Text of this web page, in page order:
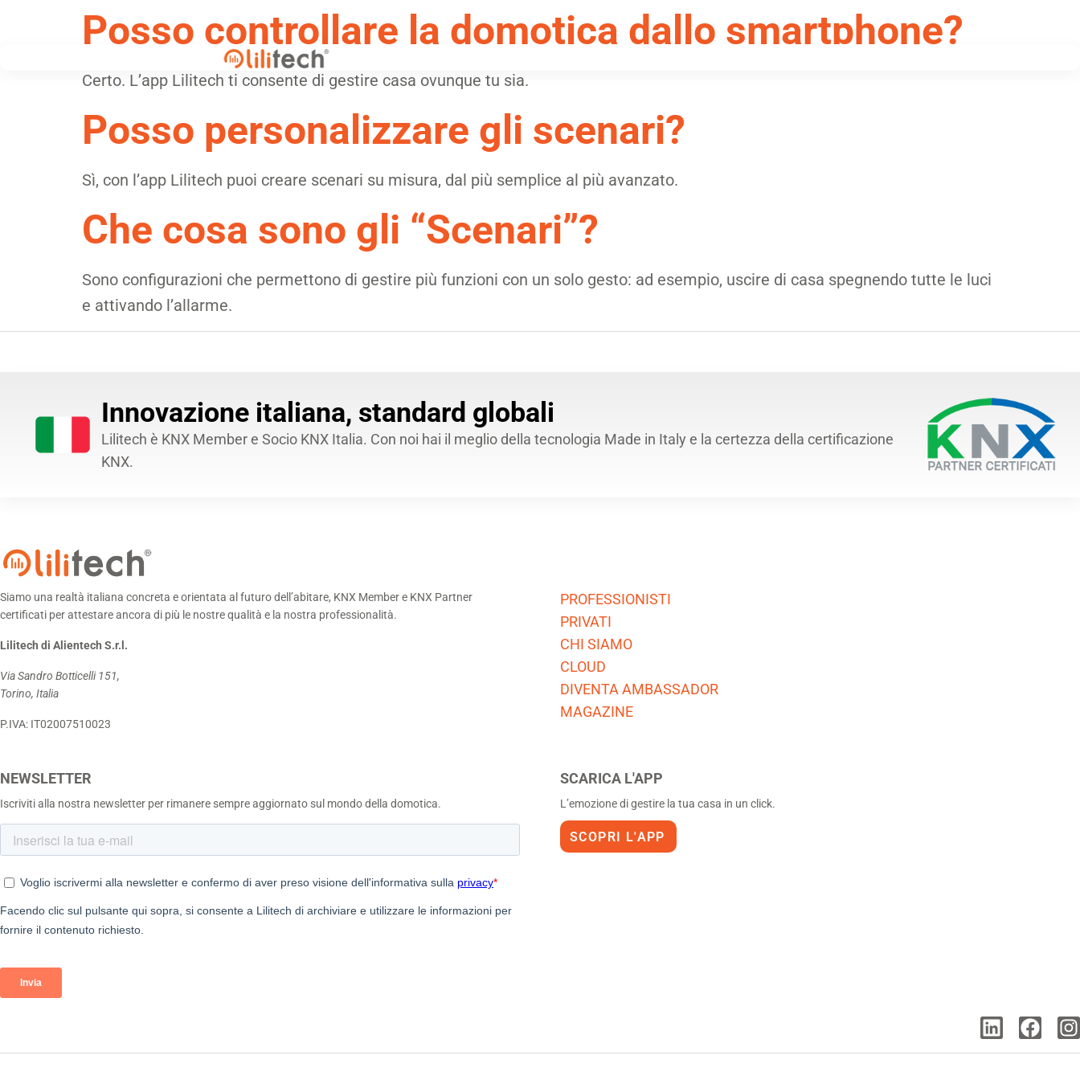
Posso controllare la domotica dallo smartphone?
Certo. L’app Lilitech ti consente di gestire casa ovunque tu sia.
Posso personalizzare gli scenari?
Sì, con l’app Lilitech puoi creare scenari su misura, dal più semplice al più avanzato.
Che cosa sono gli “Scenari”?
Sono configurazioni che permettono di gestire più funzioni con un solo gesto: ad esempio, uscire di casa spegnendo tutte le luci
e attivando l’allarme.
Innovazione italiana, standard globali
Lilitech è KNX Member e Socio KNX Italia. Con noi hai il meglio della tecnologia Made in Italy e la certezza della certificazione
KNX.
Siamo una realtà italiana concreta e orientata al futuro dell’abitare, KNX Member e KNX Partner
certificati per attestare ancora di più le nostre qualità e la nostra professionalità.
Lilitech di Alientech S.r.l.
Via Sandro Botticelli 151,
Torino, Italia
P.IVA: IT02007510023
PROFESSIONISTI
PRIVATI
CHI SIAMO
CLOUD
DIVENTA AMBASSADOR
MAGAZINE
NEWSLETTER
Iscriviti alla nostra newsletter per rimanere sempre aggiornato sul mondo della domotica.
SCARICA L'APP
L’emozione di gestire la tua casa in un click.
SCOPRI L'APP